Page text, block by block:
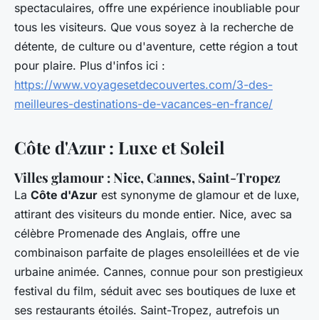
spectaculaires, offre une expérience inoubliable pour
tous les visiteurs. Que vous soyez à la recherche de
détente, de culture ou d'aventure, cette région a tout
pour plaire. Plus d'infos ici :
https://www.voyagesetdecouvertes.com/3-des-
meilleures-destinations-de-vacances-en-france/
Côte d'Azur : Luxe et Soleil
Villes glamour : Nice, Cannes, Saint-Tropez
La Côte d'Azur est synonyme de glamour et de luxe,
attirant des visiteurs du monde entier. Nice, avec sa
célèbre Promenade des Anglais, offre une
combinaison parfaite de plages ensoleillées et de vie
urbaine animée. Cannes, connue pour son prestigieux
festival du film, séduit avec ses boutiques de luxe et
ses restaurants étoilés. Saint-Tropez, autrefois un